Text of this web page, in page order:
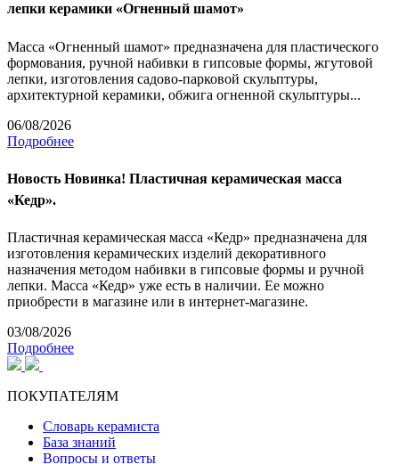
лепки керамики «Огненный шамот»
Масса «Огненный шамот» предназначена для пластического
формования, ручной набивки в гипсовые формы, жгутовой
лепки, изготовления садово-парковой скульптуры,
архитектурной керамики, обжига огненной скульптуры...
06/08/2026
Подробнее
Новость Новинка! Пластичная керамическая масса
«Кедр».
Пластичная керамическая масса «Кедр» предназначена для
изготовления керамических изделий декоративного
назначения методом набивки в гипсовые формы и ручной
лепки. Масса «Кедр» уже есть в наличии. Ее можно
приобрести в магазине или в интернет-магазине.
03/08/2026
Подробнее
ПОКУПАТЕЛЯМ
Словарь керамиста
База знаний
Вопросы и ответы